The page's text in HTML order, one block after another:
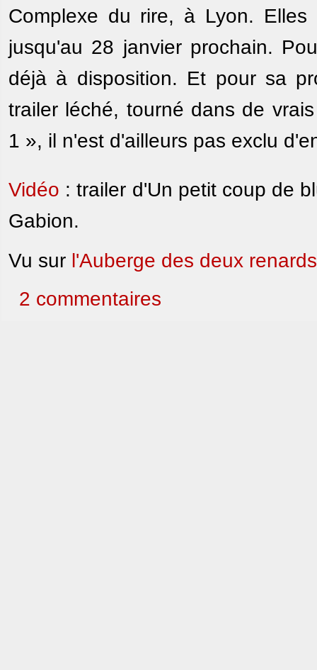
Complexe du rire, à Lyon.
jusqu'au 28 janvier prochain.
déjà à disposition. Et pour sa
trailer léché, tourné dans de
1 », il n'est d'ailleurs pas exclu
Vidéo : trailer d'Un petit coup de
Gabion.
Vu sur l'Auberge des deux renards
2 commentaires